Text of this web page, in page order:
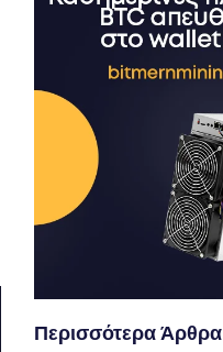
Περισσότερα Άρθρα